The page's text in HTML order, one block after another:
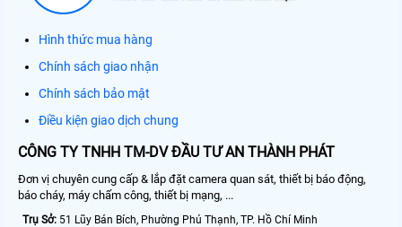
Hình thức mua hàng
Chính sách giao nhận
Chính sách bảo mật
Điều kiện giao dịch chung
CÔNG TY TNHH TM-DV ĐẦU TƯ AN THÀNH PHÁT
Đơn vị chuyên cung cấp & lắp đặt camera quan sát, thiết bị báo động,
báo cháy, máy chấm công, thiết bị mạng, ...
Trụ Sở: 51 Lũy Bán Bích, Phường Phú Thạnh, TP. Hồ Chí Minh